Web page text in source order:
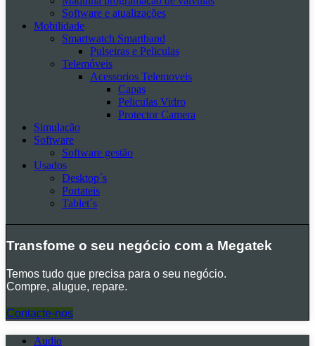
Software e atualizações
Mobilidade
Smartwatch Smartband
Pulseiras e Peliculas
Telemóveis
Acessorios Telemoveis
Capas
Peliculas Vidro
Protector Camera
Simulação
Software
Software gestão
Usados
Desktop´s
Portateis
Tablet´s
Transfome o seu negócio com a Megatek
Temos tudo que precisa para o seu negócio.
Compre, alugue, repare.
Contacte-nos
Audio